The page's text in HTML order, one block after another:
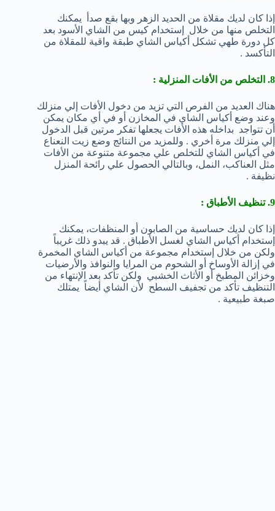
إذا كان لديك مقلاة من الحديد الزهر وبها بقع صدأ يمكنك
التخلص منها من خلال إستخدام كيس من الشاي الأسود بعد
كل دورة طهي تشكل أكياس الشاي طبقة واقية للمقلاة من
التأكسد .
8. التخلص من الأفات المنزلية :
هناك العديد من الفرص التي تزيد من دخول الأفات إلي منزلك
وعند وضع أكياس الشاي في المخازن أو في أي مكان يمكن
أن تتواجد بداخله هذه الأفات يجعلها تفكر مرتين قبل الدخول
إلي منزلك مرة أخري . وللمزيد من النتائج وضع زيت النعناع
في أكياس الشاي للتخلص علي مجموعة متنوعة من الأفات
مثل العناكب، النمل، وبالتالي الحصول علي رائحة المنزل
نظيفة .
9. تنظيف الأطباق :
إذا كان لديك حساسية من الصابون أو المنظفات، يمكنك
إستخدام أكياس الشاي لغسل الأطباق . قد يبدو ذلك غريباً
ولكن من خلال إستخدام مجموعة من أكياس الشاي المخمرة
في إزالة الأوساخ أو الشحوم من المرايا والنوافذ والأرضيات
وخزائن المطبخ أو الأثاث الخشبي ولكن تأكد بعد الإنتهاء من
التنظيف تأكد من تجفيف السطح لأن الشاي أيضاً يمتلك
صبغة طبيعية .